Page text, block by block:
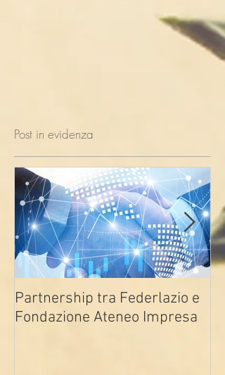
Post in evidenza
Partnership tra Federlazio e
Fondazione Ateneo Impresa